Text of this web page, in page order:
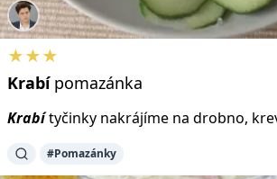
★★★
Krabípomazánka
Krabítyčinky nakrájíme na drobno,
#Pomazánky